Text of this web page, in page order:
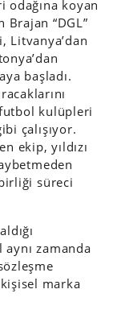
odağına koyan
Brajan “DGL”
Litvanya’dan
başladı.
kulüpleri
çalışıyor.
ekip, yıldızı
süreci
zamanda
marka